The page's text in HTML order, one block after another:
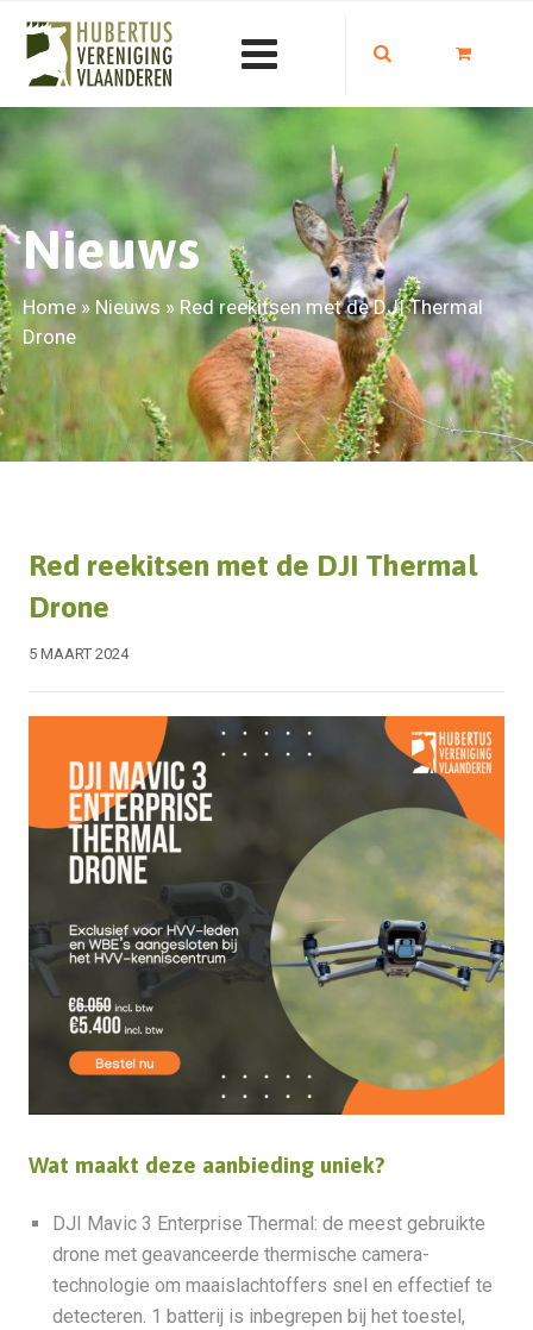
Nieuws
Home» Nieuws » Red reekitsen met de DJI Thermal
Drone
Red reekitsen met de DJI Thermal
Drone
5 MAART 2024
Wat maakt deze aanbieding uniek?
DJI Mavic 3 Enterprise Thermal: de meest gebruikte
drone met geavanceerde thermische camera-
technologie om maaislachtoffers snel en effectief te
detecteren. 1 batterij is inbegrepen bij het toestel,